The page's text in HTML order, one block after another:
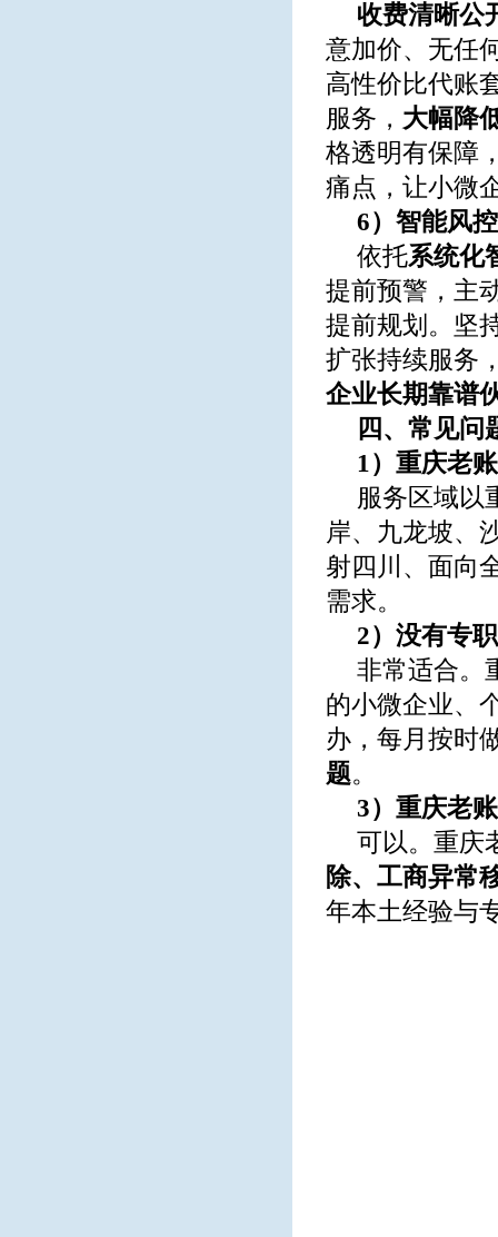
收费清晰公
意加价、无任
高性价比代账
服务， 大幅降
格透明有保障
痛点，让小微
6）智能风
依托系统化
提前预警，主
提前规划。坚
扩张持续服务
企业长期靠谱
四、常见问
1）重庆老
服务区域以
岸、九龙坡、
射四川、面向
需求。
2）没有专
非常适合。
的小微企业、
办，每月按时
题。
3）重庆老
可以。重庆
除、工商异常
年本土经验与